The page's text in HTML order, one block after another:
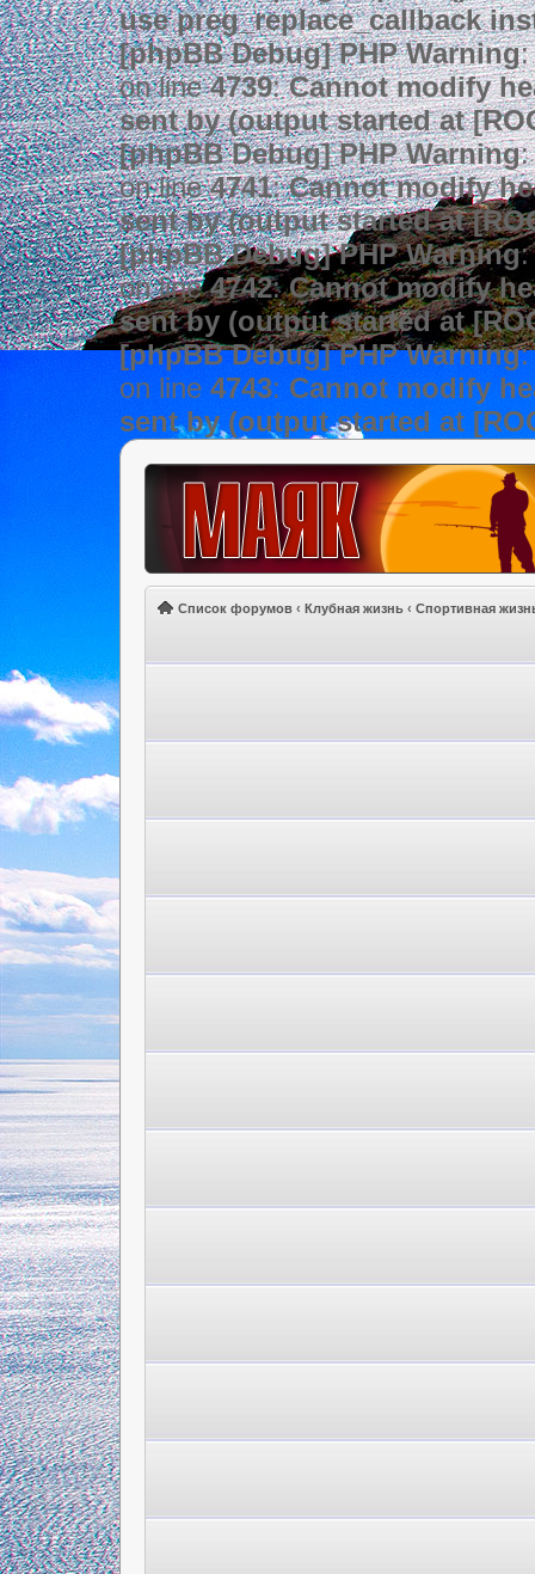
use preg_replace_callback
[phpBB Debug] PHP Warning:
on line4739:Cannot modify
sent by (output started at
[phpBB Debug] PHP Warning:
on line4741:Cannot modify
sent by (output started at
[phpBB Debug] PHP Warning
on line4742:Cannot modify
sent by (output started at
[phpBB Debug] PHP Warning:
on line 4743: Cannot modify
sent by (output started at
Список форумов ‹ Клубная жизнь ‹ Спортивная